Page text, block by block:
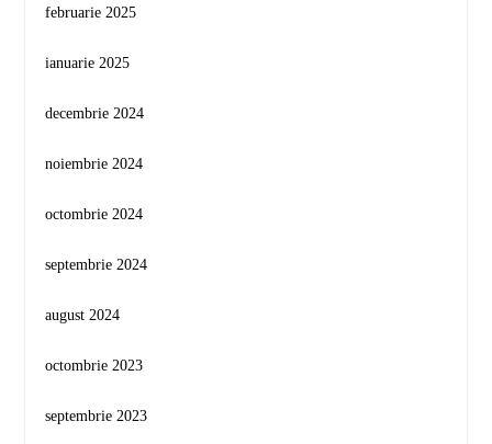
februarie 2025
ianuarie 2025
decembrie 2024
noiembrie 2024
octombrie 2024
septembrie 2024
august 2024
octombrie 2023
septembrie 2023